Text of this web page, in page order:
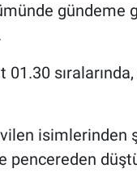
gündeme
01.30
isimlerinden
pencereden